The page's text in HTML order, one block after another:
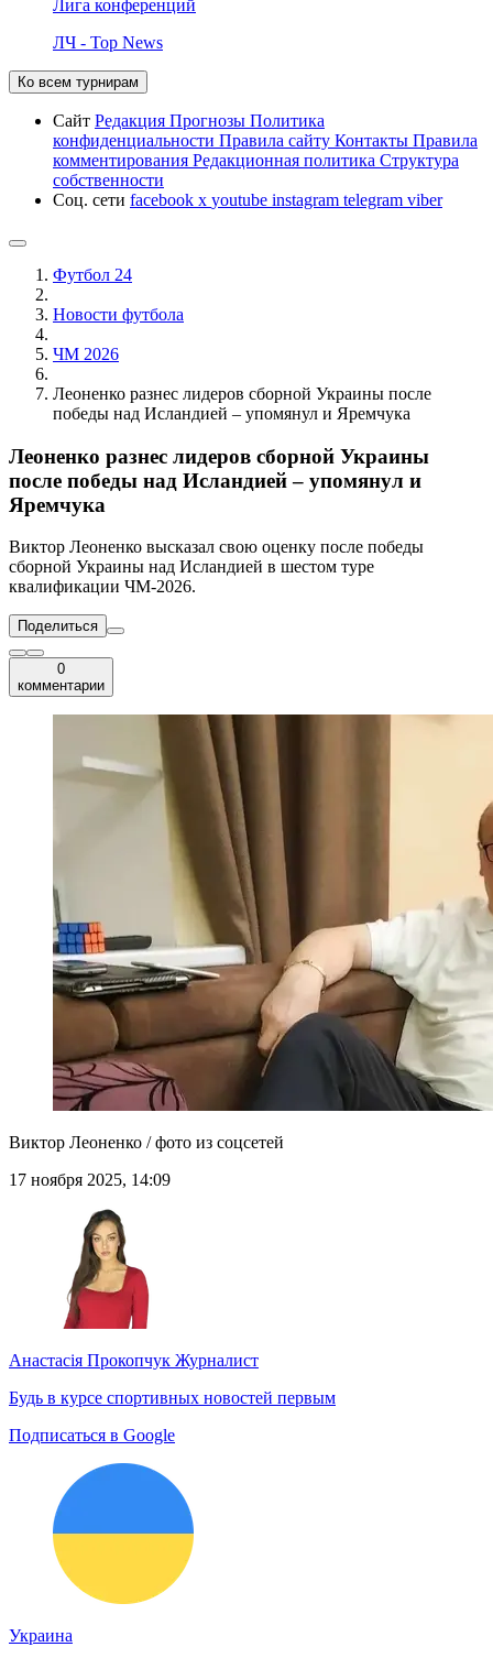
Лига конференций
ЛЧ - Top News
Ко всем турнирам
Сайт Редакция Прогнозы Политика
конфиденциальности Правила сайту Контакты Правила
комментирования Редакционная политика Структура
собственности
Соц. сети facebook x youtube instagram telegram viber
Футбол 24
Новости футбола
ЧМ 2026
Леоненко разнес лидеров сборной Украины после
победы над Исландией – упомянул и Яремчука
Леоненко разнес лидеров сборной Украины
после победы над Исландией – упомянул и
Яремчука
Виктор Леоненко высказал свою оценку после победы
сборной Украины над Исландией в шестом туре
квалификации ЧМ-2026.
Поделиться
0
комментарии
Виктор Леоненко / фото из соцсетей
17 ноября 2025, 14:09
Анастасія Прокопчук Журналист
Будь в курсе спортивных новостей первым
Подписаться в Google
Украина